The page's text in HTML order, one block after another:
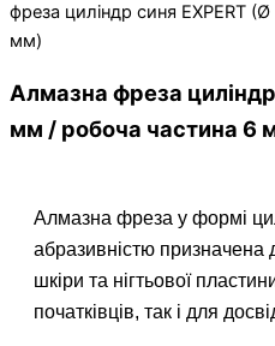
фреза циліндр синя EXPERT
мм)
Алмазна фреза
мм / робоча частина 6
Алмазна фреза у формі
абразивністю призначена
шкіри та нігтьової
початківців, так і для